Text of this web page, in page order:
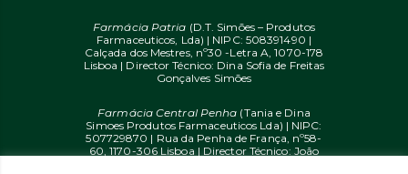
Farmácia Patria (D.T. Simões – Produtos
Farmaceuticos, Lda) | NIPC: 508391490 |
Calçada dos Mestres, nº30 -Letra A, 1070-178
Lisboa | Director Técnico: Dina Sofia de Freitas
Gonçalves Simões
Farmácia Central Penha (Tania e Dina
Simoes Produtos Farmaceuticos Lda) | NIPC:
507729870 | Rua da Penha de França, nº58-
60, 1170-306 Lisboa | Director Técnico: João